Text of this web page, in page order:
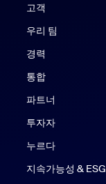
고객
우리 팀
경력
통합
파트너
투자자
누르다
지속가능성 & ESG